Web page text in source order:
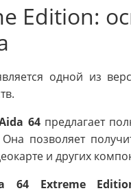
Edition:
одной из
64предлагает
позволяет
и других
64 Extreme